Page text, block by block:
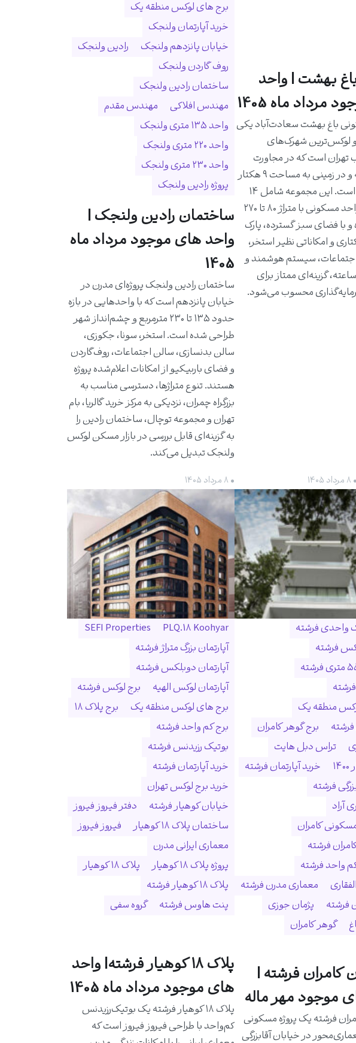
بهشت | واحد
مرداد ماه 1405
باغ بهشت سعادت‌آباد یکی
و لوکس‌ترین شهرک‌های
است که در مجاورت
رودخانه درکه و در زمینی به مساحت ۹ هکتار
احداث شده است. این مجموعه شامل ۱۴
برج و ۱۰۲۵ واحد مسکونی با متراژ ۸۰ تا ۲۷۰
و با فضای سبز گسترده، پارک
۳ هکتاری و امکاناتی نظیر استخر،
سیستم هوشمند و
نگهبانی ۲۴ ساعته، گزینه‌ای ممتاز برای
محسوب می‌شود.
برج های لوکس منطقه یک
خرید آپارتمان ولنجک
خیابان پانزدهم ولنجک
رادین ولنجک
روف گاردن ولنجک
ساختمان رادین ولنجک
مهندس افلاکی
مهندس مقدم
واحد ۱۳۵ متری ولنجک
واحد ۲۲۰ متری ولنجک
واحد ۲۳۰ متری ولنجک
پروژه رادین ولنجک
ساختمان رادین ولنجک |
واحد های موجود مرداد ماه
1405
ساختمان رادین ولنجک پروژه‌ای مدرن در
خیابان پانزدهم است که با واحدهایی در بازه
حدود ۱۳۵ تا ۲۳۰ مترمربع و چشم‌انداز شهر
طراحی شده است. استخر، سونا، جکوزی،
سالن بدنسازی، سالن اجتماعات، روف‌گاردن
و فضای باربیکیو از امکانات اعلام‌شده پروژه
هستند. تنوع متراژها، دسترسی مناسب به
بزرگراه چمران، نزدیکی به مرکز خرید گالریا، بام
تهران و مجموعه توچال، ساختمان رادین را
به گزینه‌ای قابل بررسی در بازار مسکن لوکس
ولنجک تبدیل می‌کند.
• ۸ مرداد ۱۴۰۵
واحدی فرشته
فرشته
منطقه یک
برج گوهر کامران
تراس دبل هایت
خرید آپارتمان فرشته
فرشته
آراد
کامران
فرشته
واحد فرشته
معماری مدرن فرشته
فرشته
پژمان جوزی
گوهر کامران
کامران فرشته |
موجود مهر ماله
فرشته یک پروژه مسکونی
در خیابان آقابزرگی
PLQ.18 Koohyar
SEFI Properties
آپارتمان بزرگ متراژ فرشته
آپارتمان دوبلکس فرشته
آپارتمان لوکس الهیه
برج لوکس فرشته
برج های لوکس منطقه یک
برج پلاک ۱۸
برج کم واحد فرشته
بوتیک رزیدنس فرشته
خرید آپارتمان فرشته
خرید برج لوکس تهران
خیابان کوهیار فرشته
دفتر فیروز فیروز
ساختمان پلاک ۱۸ کوهیار
فیروز فیروز
معماری ایرانی مدرن
پروژه پلاک ۱۸ کوهیار
پلاک ۱۸ کوهیار
پلاک ۱۸ کوهیار فرشته
پنت هاوس فرشته
گروه سفی
پلاک ۱۸ کوهیار فرشته| واحد
های موجود مرداد ماه 1405
پلاک ۱۸ کوهیار فرشته یک بوتیک‌رزیدنس
کم‌واحد با طراحی فیروز فیروز است که